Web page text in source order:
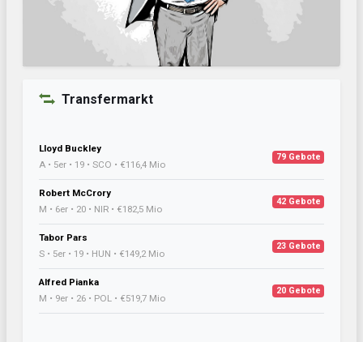
Transfermarkt
Lloyd Buckley
A • 5er • 19 • SCO • €116,4 Mio
79 Gebote
Robert McCrory
M • 6er • 20 • NIR • €182,5 Mio
42 Gebote
Tabor Pars
S • 5er • 19 • HUN • €149,2 Mio
23 Gebote
Alfred Pianka
M • 9er • 26 • POL • €519,7 Mio
20 Gebote